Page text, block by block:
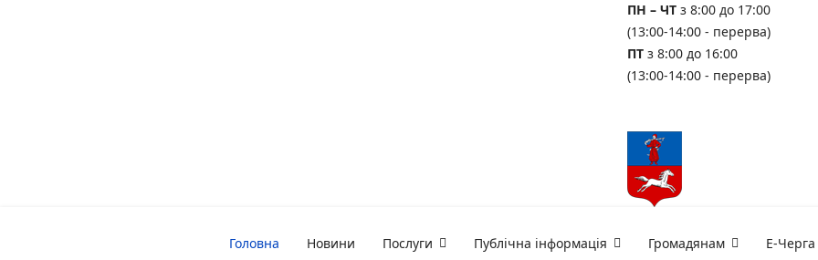
ПН – ЧТ з 8:00 до 17:00
(13:00-14:00 - перерва)
ПТ з 8:00 до 16:00
(13:00-14:00 - перерва)
Головна Новини Послуги Публічна інформація Громадянам Е-Черга